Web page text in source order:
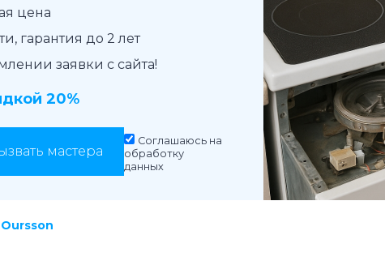
цена
гарантия до 2 лет
заявки с сайта!
20%
мастера
Соглашаюсь на
обработку
данных
Oursson